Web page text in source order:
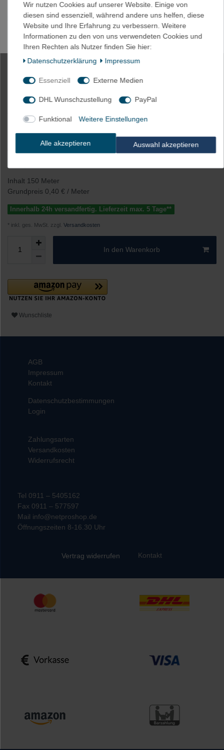
Lieferbare Farben:schwarz
150m Schrumpfschlauch 3mm
*
Inhalt 150 Meter
Grundpreis 0,40 € / Meter
Innerhalb 24h versandfertig. Lieferzeit max. 5 Tage**
* inkl. ges. MwSt. zzgl. Versandkosten
In den Warenkorb
Wunschliste
AGB
Impressum
Kontakt
Datenschutzbestimmungen
Login
Zahlungsarten
Versandkosten
Widerrufsrecht
Tel 0911 – 5405162
Fax 0911 – 577597
Mail info@netproshop.de
Öffnungszeiten 8-16.30 Uhr
Vertrag widerrufen Kontakt
Wir nutzen Cookies auf unserer Website. Einige von
diesen sind essenziell, während andere uns helfen, diese
Website und Ihre Erfahrung zu verbessern. Weitere
Informationen zu den von uns verwendeten Cookies und
Ihren Rechten als Nutzer finden Sie hier:
Daten­schutz­erklärung
Impressum
Essenziell Externe Medien
DHL Wunschzustellung PayPal
Funktional Weitere Einstellungen
Alle akzeptieren Auswahl akzeptieren